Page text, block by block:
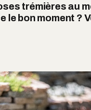
trémières au
le bon moment ?